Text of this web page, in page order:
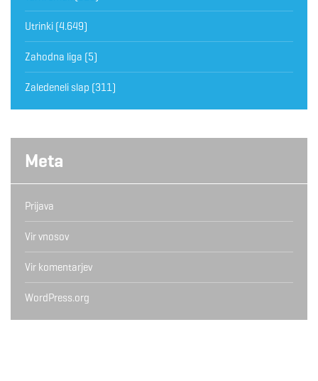
Utrinki (4.649)
Zahodna liga (5)
Zaledeneli slap (311)
Meta
Prijava
Vir vnosov
Vir komentarjev
WordPress.org